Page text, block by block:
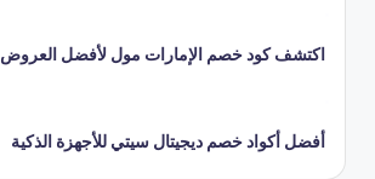
اكتشف كود خصم الإمارات مول لأفضل العروض
أفضل أكواد خصم ديجيتال سيتي للأجهزة الذكية